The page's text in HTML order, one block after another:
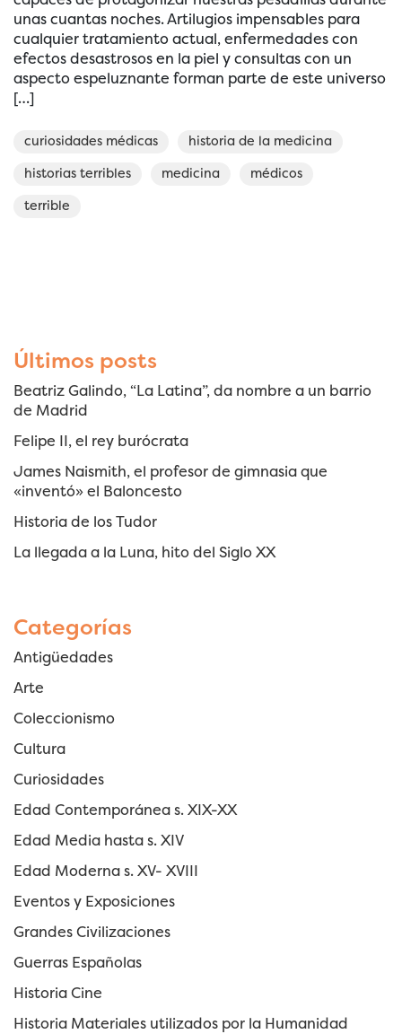
unas cuantas noches. Artilugios impensables para
cualquier tratamiento actual, enfermedades con
efectos desastrosos en la piel y consultas con un
aspecto espeluznante forman parte de este universo
[…]
curiosidades médicas
historia de la medicina
historias terribles
medicina
médicos
terrible
Últimos posts
Beatriz Galindo, “La Latina”, da nombre a un barrio
de Madrid
Felipe II, el rey burócrata
James Naismith, el profesor de gimnasia que
«inventó» el Baloncesto
Historia de los Tudor
La llegada a la Luna, hito del Siglo XX
Categorías
Antigüedades
Arte
Coleccionismo
Cultura
Curiosidades
Edad Contemporánea s. XIX-XX
Edad Media hasta s. XIV
Edad Moderna s. XV- XVIII
Eventos y Exposiciones
Grandes Civilizaciones
Guerras Españolas
Historia Cine
Historia Materiales utilizados por la Humanidad